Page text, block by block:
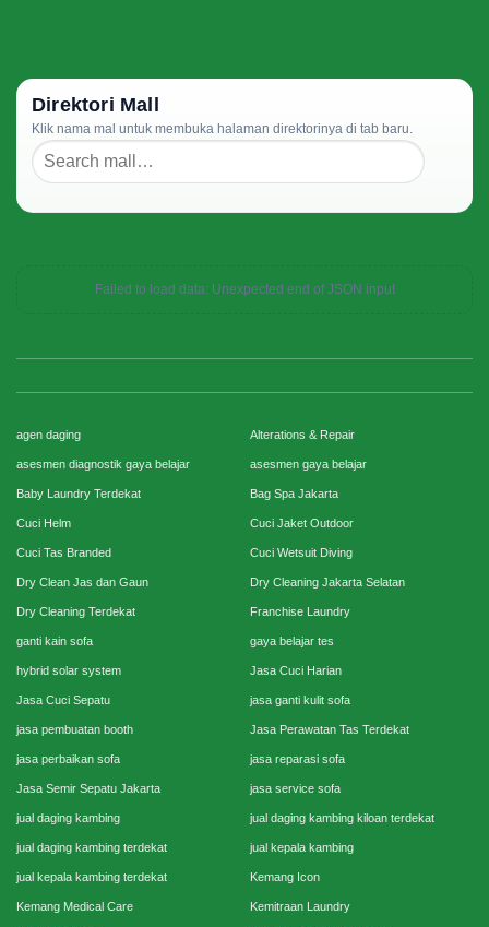
Direktori Mall
Klik nama mal untuk membuka halaman direktorinya di tab baru.
Failed to load data: Unexpected end of JSON input
agen daging Alterations & Repair
asesmen diagnostik gaya belajar asesmen gaya belajar
Baby Laundry Terdekat Bag Spa Jakarta
Cuci Helm Cuci Jaket Outdoor
Cuci Tas Branded Cuci Wetsuit Diving
Dry Clean Jas dan Gaun Dry Cleaning Jakarta Selatan
Dry Cleaning Terdekat Franchise Laundry
ganti kain sofa gaya belajar tes
hybrid solar system Jasa Cuci Harian
Jasa Cuci Sepatu jasa ganti kulit sofa
jasa pembuatan booth Jasa Perawatan Tas Terdekat
jasa perbaikan sofa jasa reparasi sofa
Jasa Semir Sepatu Jakarta jasa service sofa
jual daging kambing jual daging kambing kiloan terdekat
jual daging kambing terdekat jual kepala kambing
jual kepala kambing terdekat Kemang Icon
Kemang Medical Care Kemitraan Laundry